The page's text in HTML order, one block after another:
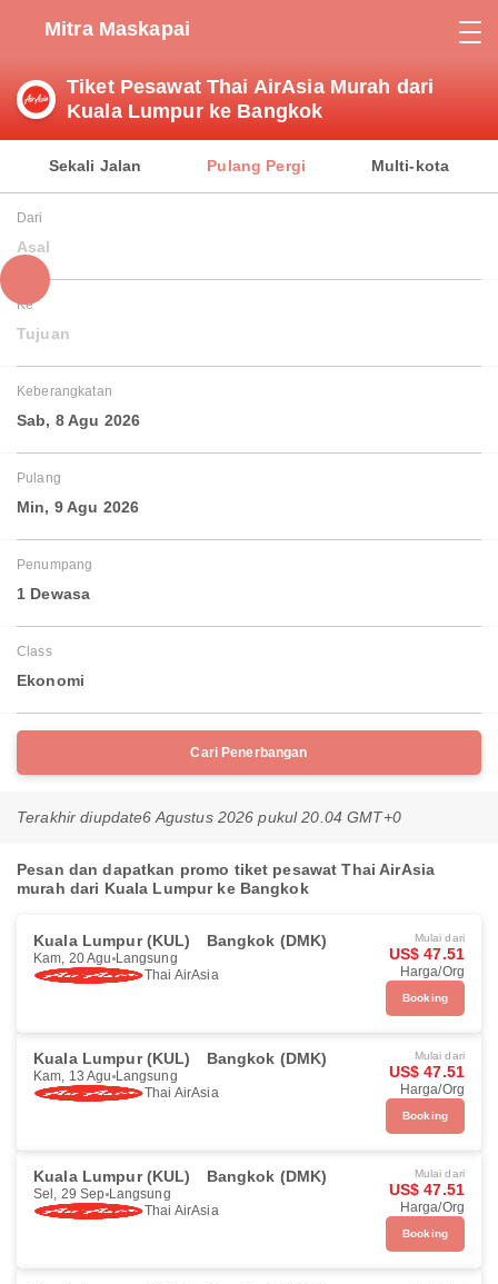
Mitra Maskapai
Tiket Pesawat Thai AirAsia Murah dari
Kuala Lumpur ke Bangkok
Sekali Jalan Pulang Pergi Multi-kota
Dari
Asal
Ke
Tujuan
Keberangkatan
Sab, 8 Agu 2026
Pulang
Min, 9 Agu 2026
Penumpang
1 Dewasa
Class
Ekonomi
Cari Penerbangan
Terakhir diupdate6 Agustus 2026 pukul 20.04 GMT+0
Pesan dan dapatkan promo tiket pesawat Thai AirAsia
murah dari Kuala Lumpur ke Bangkok
Kuala Lumpur (KUL) Bangkok (DMK)
Kam, 20 Agu Langsung
Thai AirAsia
Mulai dari
US$ 47.51
Harga/Org
Booking
Kuala Lumpur (KUL) Bangkok (DMK)
Kam, 13 Agu Langsung
Thai AirAsia
Mulai dari
US$ 47.51
Harga/Org
Booking
Kuala Lumpur (KUL) Bangkok (DMK)
Sel, 29 Sep Langsung
Thai AirAsia
Mulai dari
US$ 47.51
Harga/Org
Booking